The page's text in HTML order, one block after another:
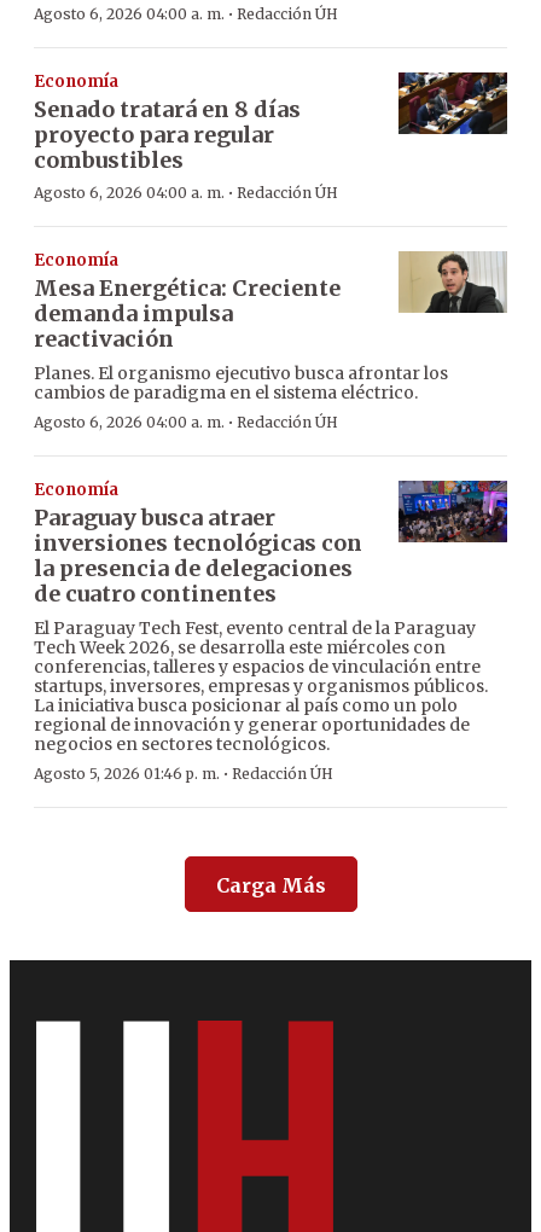
Agosto 6, 2026 04:00 a. m. · Redacción ÚH
Economía
Senado tratará en 8 días
proyecto para regular
combustibles
Agosto 6, 2026 04:00 a. m. · Redacción ÚH
Economía
Mesa Energética: Creciente
demanda impulsa
reactivación
Planes. El organismo ejecutivo busca afrontar los
cambios de paradigma en el sistema eléctrico.
Agosto 6, 2026 04:00 a. m. · Redacción ÚH
Economía
Paraguay busca atraer
inversiones tecnológicas con
la presencia de delegaciones
de cuatro continentes
El Paraguay Tech Fest, evento central de la Paraguay
Tech Week 2026, se desarrolla este miércoles con
conferencias, talleres y espacios de vinculación entre
startups, inversores, empresas y organismos públicos.
La iniciativa busca posicionar al país como un polo
regional de innovación y generar oportunidades de
negocios en sectores tecnológicos.
Agosto 5, 2026 01:46 p. m. · Redacción ÚH
Carga Más